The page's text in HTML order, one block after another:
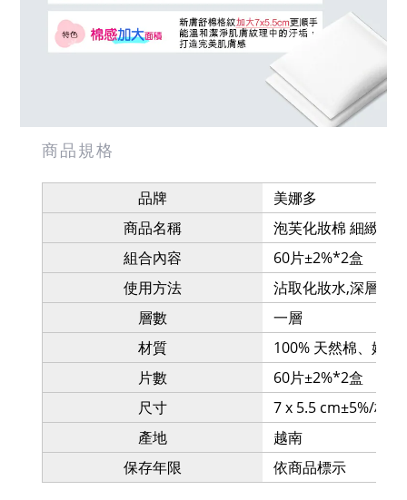
商品規格
品牌
美娜多
商品名稱
泡芙化妝棉 細緻壓
組合內容
60片±2%*2盒
使用方法
沾取化妝水,深層卸
層數
一層
材質
100% 天然棉、嫘縈
片數
60片±2%*2盒
尺寸
7 x 5.5 cm±5%/枚
產地
越南
保存年限
依商品標示